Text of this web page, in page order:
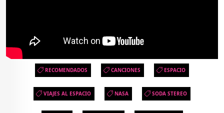
RECOMENDADOS CANCIONES ESPACIO
VIAJES AL ESPACIO NASA SODA STEREO